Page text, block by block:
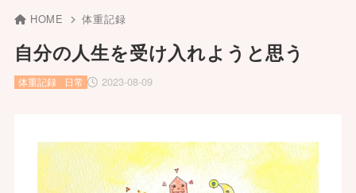
HOME 体重記録
自分の人生を受け入れようと思う
2023-08-09
体重記録 日常